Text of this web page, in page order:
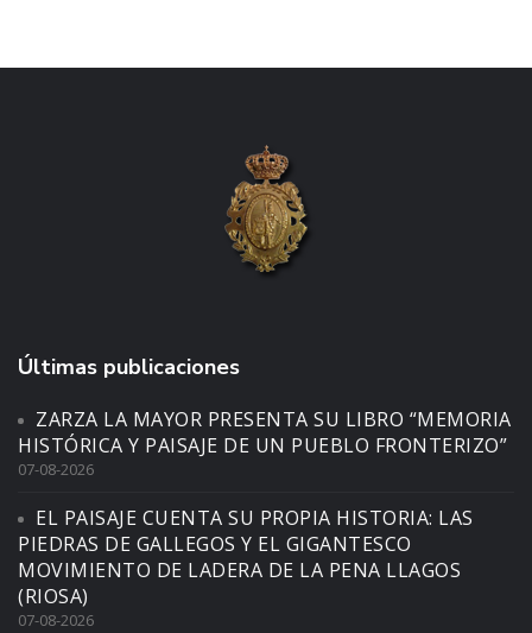
Últimas publicaciones
ZARZA LA MAYOR PRESENTA SU LIBRO “MEMORIA
HISTÓRICA Y PAISAJE DE UN PUEBLO FRONTERIZO”
07-08-2026
EL PAISAJE CUENTA SU PROPIA HISTORIA: LAS
PIEDRAS DE GALLEGOS Y EL GIGANTESCO
MOVIMIENTO DE LADERA DE LA PENA LLAGOS
(RIOSA)
07-08-2026